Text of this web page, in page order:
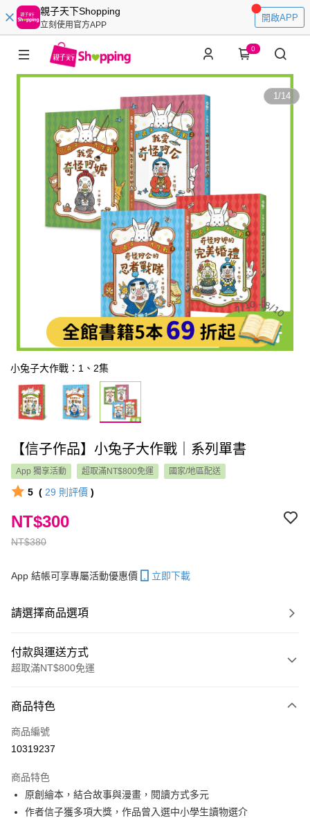
親子天下Shopping
立刻使用官方APP
開啟APP
0
1/14
小兔子大作戰：1、2集
【信子作品】小兔子大作戰｜系列單書
App 獨享活動 超取滿NT$800免運 國家/地區配送
5 ( 29 則評價 )
NT$380
NT$300
App 結帳可享專屬活動優惠價 立即下載
請選擇商品選項
付款與運送方式
超取滿NT$800免運
信用卡一次付款
LINE Pay
大哥付你分期
相關說明
商品特色
商品編號
10319237
商品特色
原創繪本，結合故事與漫畫，閱讀方式多元
作者信子獲多項大獎，作品曾入選中小學生讀物選介